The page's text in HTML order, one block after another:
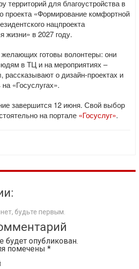
территорий для благоустройства в
проекта «Формирование комфортной
нацпроекта
жизни» в 2027 году.
желающих готовы волонтеры: они
в ТЦ и на мероприятиях –
рассказывают о дизайн-проектах и
«Госуслугах».
завершится 12 июня. Свой выбор
на портале «Госуслуг».
будьте первым.
будет опубликован.
помечены *